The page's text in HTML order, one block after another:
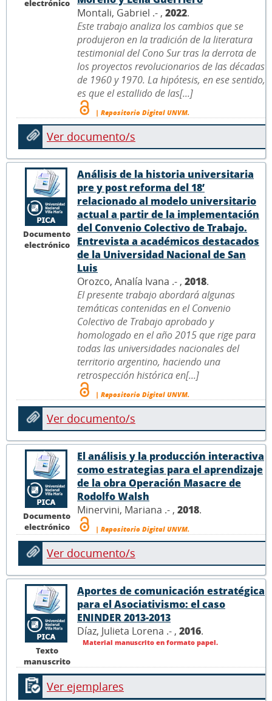
electrónico
Montali, Gabriel .- , 2022.
Este trabajo analiza los cambios que se
produjeron en la tradición de la literatura
testimonial del Cono Sur tras la derrota de
los proyectos revolucionarios de las décadas
de 1960 y 1970. La hipótesis, en ese sentido,
es que el estallido de las[...]
| Repositorio Digital UNVM.
Ver documento/s
Documento
electrónico
Análisis de la historia universitaria
pre y post reforma del 18’
relacionado al modelo universitario
actual a partir de la implementación
del Convenio Colectivo de Trabajo.
Entrevista a académicos destacados
de la Universidad Nacional de San
Luis
Orozco, Analía Ivana .- , 2018.
El presente trabajo abordará algunas
temáticas contenidas en el Convenio
Colectivo de Trabajo aprobado y
homologado en el año 2015 que rige para
todas las universidades nacionales del
territorio argentino, haciendo una
retrospección histórica en[...]
| Repositorio Digital UNVM.
Ver documento/s
Documento
electrónico
El análisis y la producción interactiva
como estrategias para el aprendizaje
de la obra Operación Masacre de
Rodolfo Walsh
Minervini, Mariana .- , 2018.
| Repositorio Digital UNVM.
Ver documento/s
Texto
manuscrito
Aportes de comunicación estratégica
para el Asociativismo: el caso
ENINDER 2013-2013
Díaz, Julieta Lorena .- , 2016.
Material manuscrito en formato papel.
Ver ejemplares